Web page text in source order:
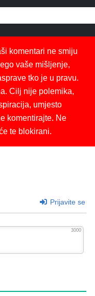
komentari ne smiju
vaše mišljenje,
tko je u pravu.
Cilj nije polemika,
umjesto
komentirajte. Ne
te blokirani.
Prijavite se
3000